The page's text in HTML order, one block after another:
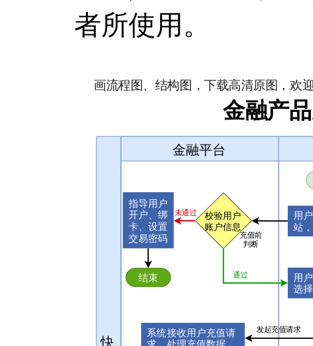
者所使用。